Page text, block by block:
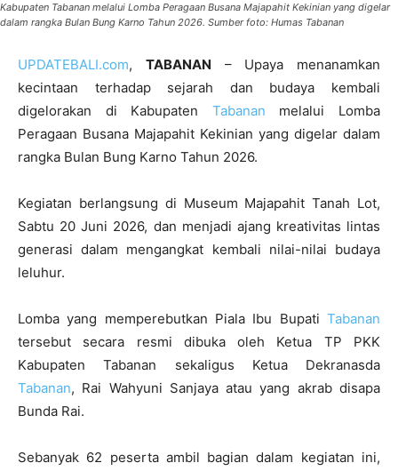
Kabupaten Tabanan melalui Lomba Peragaan Busana Majapahit Kekinian yang digelar
dalam rangka Bulan Bung Karno Tahun 2026. Sumber foto: Humas Tabanan
UPDATEBALI.com, TABANAN – Upaya menanamkan
kecintaan terhadap sejarah dan budaya kembali
digelorakan di Kabupaten Tabanan melalui Lomba
Peragaan Busana Majapahit Kekinian yang digelar dalam
rangka Bulan Bung Karno Tahun 2026.
Kegiatan berlangsung di Museum Majapahit Tanah Lot,
Sabtu 20 Juni 2026, dan menjadi ajang kreativitas lintas
generasi dalam mengangkat kembali nilai-nilai budaya
leluhur.
Lomba yang memperebutkan Piala Ibu Bupati Tabanan
tersebut secara resmi dibuka oleh Ketua TP PKK
Kabupaten Tabanan sekaligus Ketua Dekranasda
Tabanan, Rai Wahyuni Sanjaya atau yang akrab disapa
Bunda Rai.
Sebanyak 62 peserta ambil bagian dalam kegiatan ini,